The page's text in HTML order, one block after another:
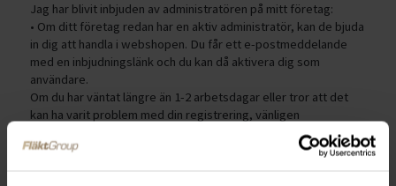
Jag har blivit inbjuden av administratören på mitt företag:
• Om ditt företag redan har en aktiv administratör, kan de bjuda
in dig att handla i webshopen. Du får ett e-postmeddelande
med en inbjudningslänk och du kan då aktivera dig som
användare.
Om du har väntat längre än 1-2 arbetsdagar eller tror att det
kan ha varit problem med din registrering, vänligen